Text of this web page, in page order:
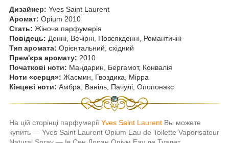
Дизайнер: Yves Saint Laurent
Аромат: Opium 2010
Стать: Жіноча парфумерія
Повідець: Денні, Вечірні, Повсякденні, Романтичні
Тип аромата: Орієнтальний, східний
Прем'єра аромату: 2010
Початкові ноти: Мандарин, Бергамот, Конвалія
Ноти «серця»: Жасмин, Гвоздика, Мірра
Кінцеві ноти: Амбра, Ваніль, Пачулі, Опопонакс
На цій сторінці парфумерії Yves Saint Laurent Вы можете
купить ― Yves Saint Laurent Opium Eau de Toilette Vaporisateur